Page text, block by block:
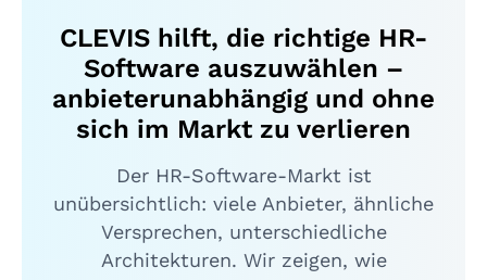
CLEVIS hilft, die richtige HR-
Software auszuwählen –
anbieterunabhängig und ohne
sich im Markt zu verlieren
Der HR-Software-Markt ist
unübersichtlich: viele Anbieter, ähnliche
Versprechen, unterschiedliche
Architekturen. Wir zeigen, wie